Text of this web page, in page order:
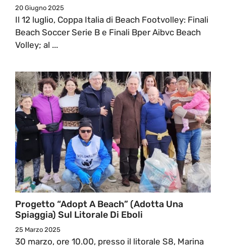
20 Giugno 2025
Il 12 luglio, Coppa Italia di Beach Footvolley: Finali
Beach Soccer Serie B e Finali Bper Aibvc Beach
Volley; al ...
Progetto “Adopt A Beach” (adotta Una
Spiaggia) Sul Litorale Di Eboli
25 Marzo 2025
30 marzo, ore 10.00, presso il litorale S8, Marina